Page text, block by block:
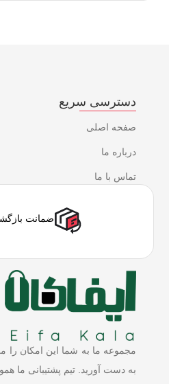
دسترسی سریع
صفحه اصلی
درباره ما
تماس با ما
ضمانت
مجموعه ما به شما این امکان را
به دست آورید. تیم پشتیبانی ما